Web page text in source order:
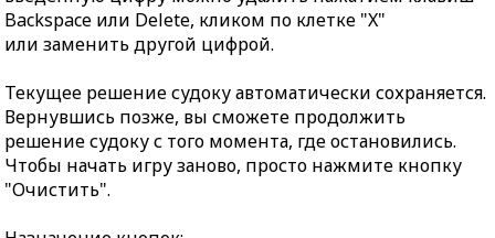
Backspace или Delete, кликом по клетке "X"
или заменить другой цифрой.
Текущее решение судоку автоматически сохраняется.
Вернувшись позже, вы сможете продолжить
решение судоку с того момента, где остановились.
Чтобы начать игру заново, просто нажмите кнопку
"Очистить".